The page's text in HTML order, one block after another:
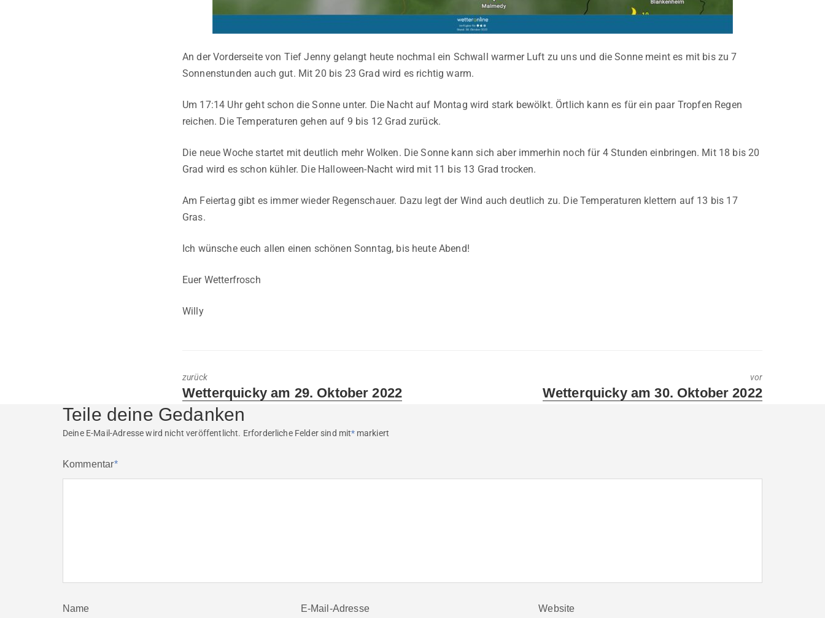
An der Vorderseite von Tief Jenny gelangt heute nochmal ein Schwall warmer Luft zu uns und die Sonne meint es mit bis zu 7
Sonnenstunden auch gut. Mit 20 bis 23 Grad wird es richtig warm.
Um 17:14 Uhr geht schon die Sonne unter. Die Nacht auf Montag wird stark bewölkt. Örtlich kann es für ein paar Tropfen Regen
reichen. Die Temperaturen gehen auf 9 bis 12 Grad zurück.
Die neue Woche startet mit deutlich mehr Wolken. Die Sonne kann sich aber immerhin noch für 4 Stunden einbringen. Mit 18 bis 20
Grad wird es schon kühler. Die Halloween-Nacht wird mit 11 bis 13 Grad trocken.
Am Feiertag gibt es immer wieder Regenschauer. Dazu legt der Wind auch deutlich zu. Die Temperaturen klettern auf 13 bis 17
Gras.
Ich wünsche euch allen einen schönen Sonntag, bis heute Abend!
Euer Wetterfrosch
Willy
zurück
Previous
post:
Wetterquicky am 29. Oktober 2022
vor
Next
Wetterquicky am 30. Oktober 2022
Teile deine Gedanken
Deine E-Mail-Adresse wird nicht veröffentlicht. Erforderliche Felder sind mit*markiert
Kommentar*
Name E-Mail-Adresse Website